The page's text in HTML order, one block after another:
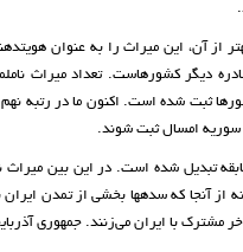
از آن، این میراث را به عنوان
دیگر کشورهاست. تعداد میراث
مورد دیگر به طور مشترک با دیگر کشورها ثبت شده است. اکنون
امسال ثبت شوند.
تبدیل شده است. در این بین میراث
از آنجا که سده­ها بخشی از تمدن ایران
مشترک با ایران می‌زنند. جمهوری